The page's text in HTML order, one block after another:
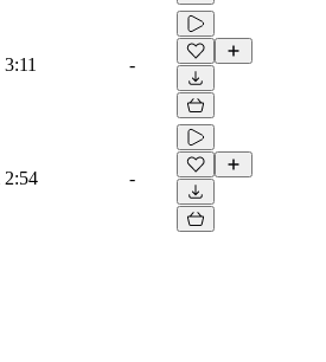
3:11 -
2:54 -